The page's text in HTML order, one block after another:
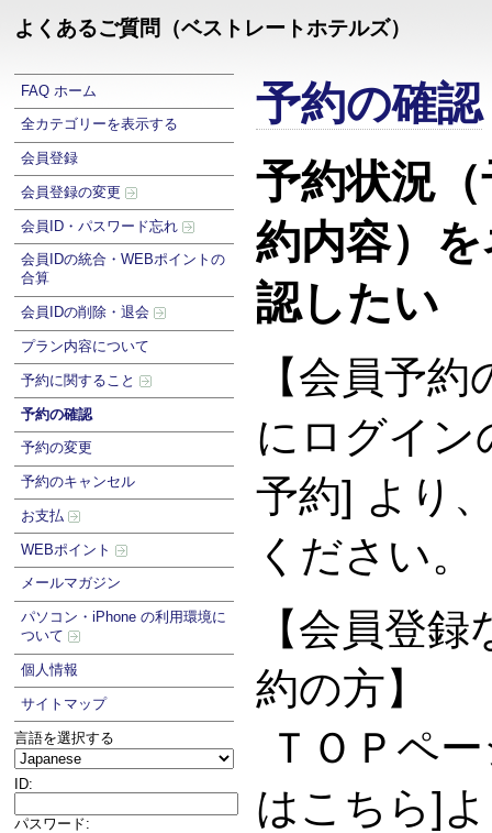
よくあるご質問（ベストレートホテルズ）
FAQ ホーム
全カテゴリーを表示する
会員登録
会員登録の変更
会員ID・パスワード忘れ
会員IDの統合・WEBポイントの
合算
会員IDの削除・退会
プラン内容について
予約に関すること
予約の確認
予約の変更
予約のキャンセル
お支払
WEBポイント
メールマガジン
パソコン・iPhone の利用環境に
ついて
個人情報
サイトマップ
言語を選択する
ID:
パスワード:
予約の確認
予約状況
約内容）
認したい
【会員予
にログイン
予約] より
ください。
【会員登
約の方】
ＴＯＰペ
はこちら]